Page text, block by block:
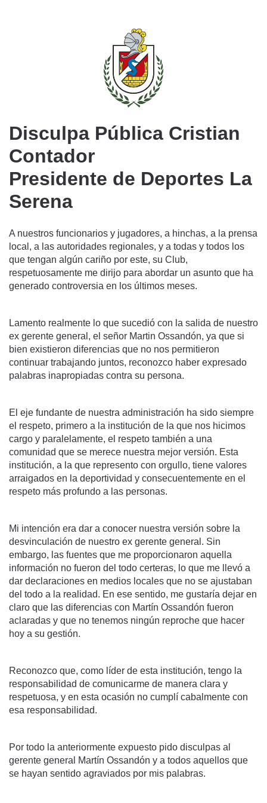
Disculpa Pública Cristian
Contador
Presidente de Deportes La
Serena
A nuestros funcionarios y jugadores, a hinchas, a la prensa
local, a las autoridades regionales, y a todas y todos los
que tengan algún cariño por este, su Club,
respetuosamente me dirijo para abordar un asunto que ha
generado controversia en los últimos meses.
Lamento realmente lo que sucedió con la salida de nuestro
ex gerente general, el señor Martin Ossandón, ya que si
bien existieron diferencias que no nos permitieron
continuar trabajando juntos, reconozco haber expresado
palabras inapropiadas contra su persona.
El eje fundante de nuestra administración ha sido siempre
el respeto, primero a la institución de la que nos hicimos
cargo y paralelamente, el respeto también a una
comunidad que se merece nuestra mejor versión. Esta
institución, a la que represento con orgullo, tiene valores
arraigados en la deportividad y consecuentemente en el
respeto más profundo a las personas.
Mi intención era dar a conocer nuestra versión sobre la
desvinculación de nuestro ex gerente general. Sin
embargo, las fuentes que me proporcionaron aquella
información no fueron del todo certeras, lo que me llevó a
dar declaraciones en medios locales que no se ajustaban
del todo a la realidad. En ese sentido, me gustaría dejar en
claro que las diferencias con Martín Ossandón fueron
aclaradas y que no tenemos ningún reproche que hacer
hoy a su gestión.
Reconozco que, como líder de esta institución, tengo la
responsabilidad de comunicarme de manera clara y
respetuosa, y en esta ocasión no cumplí cabalmente con
esa responsabilidad.
Por todo la anteriormente expuesto pido disculpas al
gerente general Martín Ossandón y a todos aquellos que
se hayan sentido agraviados por mis palabras.